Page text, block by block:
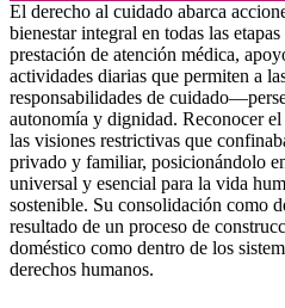
El derecho al cuidado abarca
bienestar integral en todas las
prestación de atención médica,
actividades diarias que permiten a
responsabilidades de
autonomía y dignidad. Reconocer
las visiones restrictivas que
privado y familiar, posicionándolo
universal y esencial para la vida
sostenible. Su consolidación como
resultado de un proceso de
doméstico como dentro de los
derechos humanos.